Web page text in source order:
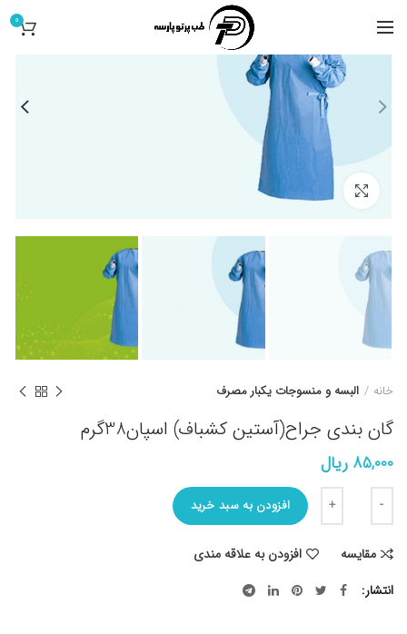
0
کلیک برای بزرگ کردن
خانه البسه و منسوجات یکبار مصرف
گان بندی جراح(آستین کشباف) اسپان38گرم
85,000 ریال
تعداد افزودن به سبد خرید
مقایسه
افزودن به علاقه مندی
انتشار